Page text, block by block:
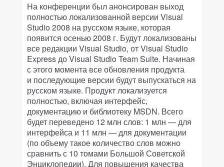
На конференции был анонсирован выход
полностью локализованной версии Visual
Studio 2008 на русском языке, которая
появится осенью 2008 г. Будут локализованы
все редакции Visual Studio, от Visual Studio
Express до Visual Studio Team Suite. Начиная
с этого момента все обновления продукта
и последующие версии будут выпускаться на
русском языке. Продукт локализуется
полностью, включая интерфейс,
документацию и библиотеку MSDN. Всего
будет переведено 12 млн слов: 1 млн — для
интерфейса и 11 млн — для документации
(по объему такое количество слов можно
сравнить с 10 томами Большой Советской
Энциклопедии). Для повышения качества